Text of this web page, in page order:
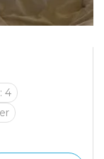
4